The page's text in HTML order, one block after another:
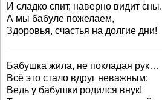
И сладко спит, наверно видит сны.
А мы бабуле пожелаем,
Здоровья, счастья на долгие дни!
Бабушка жила, не покладая рук…
Всё это стало вдруг неважным:
Ведь у бабушки родился внук!